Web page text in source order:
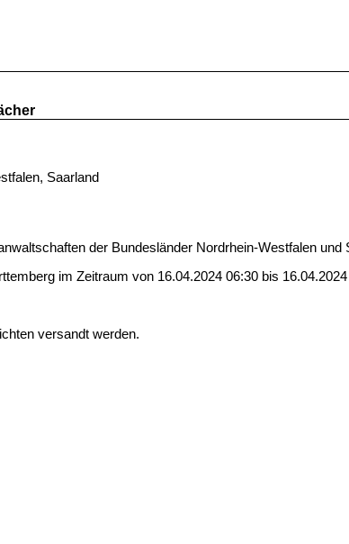
Saarland
der Bundesländer Nordrhein-Westfalen und
im Zeitraum von 16.04.2024 06:30 bis
versandt werden.